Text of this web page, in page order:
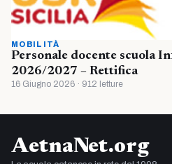
MOBILITÀ
Personale docente scuola
2026/2027 – Rettifica
16 Giugno 2026 · 912 letture
AetnaNet.org